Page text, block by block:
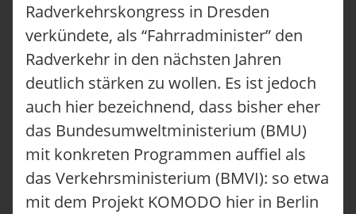
Radverkehrskongress in Dresden
verkündete, als “Fahrradminister” den
Radverkehr in den nächsten Jahren
deutlich stärken zu wollen. Es ist jedoch
auch hier bezeichnend, dass bisher eher
das Bundesumweltministerium (BMU)
mit konkreten Programmen auffiel als
das Verkehrsministerium (BMVI): so etwa
mit dem Projekt KOMODO hier in Berlin